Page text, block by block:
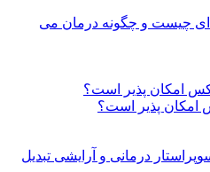
ای چیست و چگونه درمان می
امکان پذیر است؟